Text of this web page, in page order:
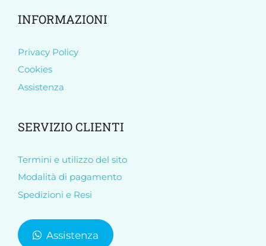
INFORMAZIONI
Privacy Policy
Cookies
Assistenza
SERVIZIO CLIENTI
Termini e utilizzo del sito
Modalità di pagamento
Spedizioni e Resi
Assistenza